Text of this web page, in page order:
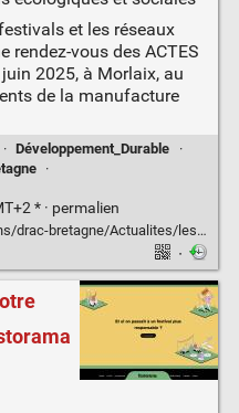
et les réseaux
rendez-vous des ACTES
2025, à Morlaix, au
de la manufacture
· Développement_Durable
·
·
* · permalien
bretons-se-concentrent-sur-les-transitions-ecologiques-et-sociales
·